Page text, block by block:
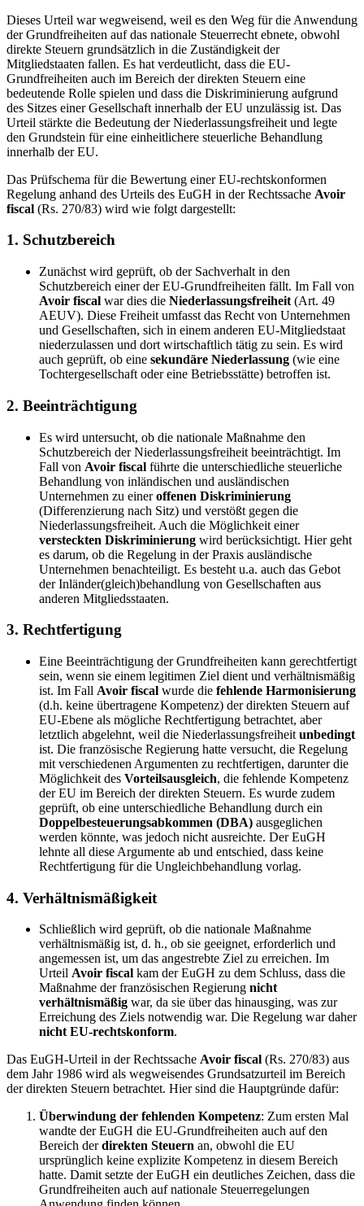
Dieses Urteil war wegweisend, weil es den Weg für die Anwendung
der Grundfreiheiten auf das nationale Steuerrecht ebnete, obwohl
direkte Steuern grundsätzlich in die Zuständigkeit der
Mitgliedstaaten fallen. Es hat verdeutlicht, dass die EU-
Grundfreiheiten auch im Bereich der direkten Steuern eine
bedeutende Rolle spielen und dass die Diskriminierung aufgrund
des Sitzes einer Gesellschaft innerhalb der EU unzulässig ist. Das
Urteil stärkte die Bedeutung der Niederlassungsfreiheit und legte
den Grundstein für eine einheitlichere steuerliche Behandlung
innerhalb der EU.
Das Prüfschema für die Bewertung einer EU-rechtskonformen
Regelung anhand des Urteils des EuGH in der Rechtssache Avoir
fiscal (Rs. 270/83) wird wie folgt dargestellt:
1. Schutzbereich
Zunächst wird geprüft, ob der Sachverhalt in den
Schutzbereich einer der EU-Grundfreiheiten fällt. Im Fall von
Avoir fiscal war dies die Niederlassungsfreiheit (Art. 49
AEUV). Diese Freiheit umfasst das Recht von Unternehmen
und Gesellschaften, sich in einem anderen EU-Mitgliedstaat
niederzulassen und dort wirtschaftlich tätig zu sein. Es wird
auch geprüft, ob eine sekundäre Niederlassung (wie eine
Tochtergesellschaft oder eine Betriebsstätte) betroffen ist.
2. Beeinträchtigung
Es wird untersucht, ob die nationale Maßnahme den
Schutzbereich der Niederlassungsfreiheit beeinträchtigt. Im
Fall von Avoir fiscal führte die unterschiedliche steuerliche
Behandlung von inländischen und ausländischen
Unternehmen zu eineroffenen Diskriminierung
(Differenzierung nach Sitz) und verstößt gegen die
Niederlassungsfreiheit. Auch die Möglichkeit einer
versteckten Diskriminierung wird berücksichtigt. Hier geht
es darum, ob die Regelung in der Praxis ausländische
Unternehmen benachteiligt. Es besteht u.a. auch das Gebot
der Inländer(gleich)behandlung von Gesellschaften aus
anderen Mitgliedsstaaten.
3. Rechtfertigung
Eine Beeinträchtigung der Grundfreiheiten kann gerechtfertigt
sein, wenn sie einem legitimen Ziel dient und verhältnismäßig
ist. Im Fall Avoir fiscal wurde die fehlende Harmonisierung
(d.h. keine übertragene Kompetenz) der direkten Steuern auf
EU-Ebene als mögliche Rechtfertigung betrachtet, aber
letztlich abgelehnt, weil die Niederlassungsfreiheit unbedingt
ist. Die französische Regierung hatte versucht, die Regelung
mit verschiedenen Argumenten zu rechtfertigen, darunter die
Möglichkeit des Vorteilsausgleich, die fehlende Kompetenz
der EU im Bereich der direkten Steuern. Es wurde zudem
geprüft, ob eine unterschiedliche Behandlung durch ein
Doppelbesteuerungsabkommen (DBA) ausgeglichen
werden könnte, was jedoch nicht ausreichte. Der EuGH
lehnte all diese Argumente ab und entschied, dass keine
Rechtfertigung für die Ungleichbehandlung vorlag.
4. Verhältnismäßigkeit
Schließlich wird geprüft, ob die nationale Maßnahme
verhältnismäßig ist, d. h., ob sie geeignet, erforderlich und
angemessen ist, um das angestrebte Ziel zu erreichen. Im
Urteil Avoir fiscal kam der EuGH zu dem Schluss, dass die
Maßnahme der französischen Regierung nicht
verhältnismäßig war, da sie über das hinausging, was zur
Erreichung des Ziels notwendig war. Die Regelung war daher
nicht EU-rechtskonform.
Das EuGH-Urteil in der Rechtssache Avoir fiscal (Rs. 270/83) aus
dem Jahr 1986 wird als wegweisendes Grundsatzurteil im Bereich
der direkten Steuern betrachtet. Hier sind die Hauptgründe dafür:
Überwindung der fehlenden Kompetenz: Zum ersten Mal
wandte der EuGH die EU-Grundfreiheiten auch auf den
Bereich derdirekten Steuern an, obwohl die EU
ursprünglich keine explizite Kompetenz in diesem Bereich
hatte. Damit setzte der EuGH ein deutliches Zeichen, dass die
Grundfreiheiten auch auf nationale Steuerregelungen